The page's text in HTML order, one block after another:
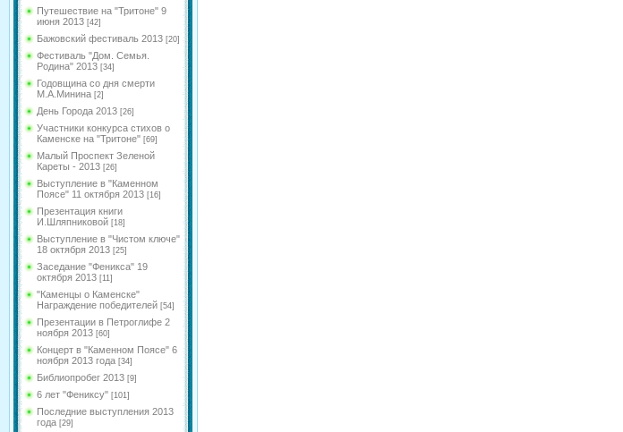
Путешествие на "Тритоне" 9
июня 2013 [42]
Бажовский фестиваль 2013 [20]
Фестиваль "Дом. Семья.
Родина" 2013 [34]
Годовщина со дня смерти
М.А.Минина [2]
День Города 2013 [26]
Участники конкурса стихов о
Каменске на "Тритоне" [69]
Малый Проспект Зеленой
Кареты - 2013 [26]
Выступление в "Каменном
Поясе" 11 октября 2013 [16]
Презентация книги
И.Шляпниковой [18]
Выступление в "Чистом ключе"
18 октября 2013 [25]
Заседание "Феникса" 19
октября 2013 [11]
"Каменцы о Каменске"
Награждение победителей [54]
Презентации в Петроглифе 2
ноября 2013 [60]
Концерт в "Каменном Поясе" 6
ноября 2013 года [34]
Библиопробег 2013 [9]
6 лет "Фениксу" [101]
Последние выступления 2013
года [29]